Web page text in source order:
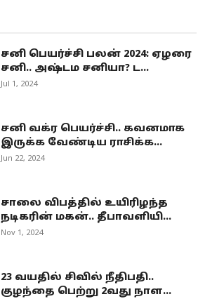
சனி பெயர்ச்சி பலன் 2024: ஏழரை
சனி.. அஷ்டம சனியா? ட...
Jul 1, 2024
சனி வக்ர பெயர்ச்சி.. கவனமாக
இருக்க வேண்டிய ராசிக்க...
Jun 22, 2024
சாலை விபத்தில் உயிரிழந்த
நடிகரின் மகன்.. தீபாவளியி...
Nov 1, 2024
23 வயதில் சிவில் நீதிபதி..
குழந்தை பெற்று 2வது நாள...